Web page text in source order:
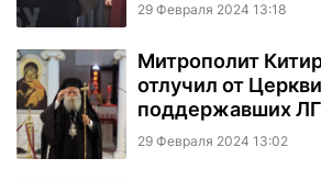
29 Февраля 2024 13:18
Митрополит
отлучил от
поддержавших
29 Февраля 2024 13:02